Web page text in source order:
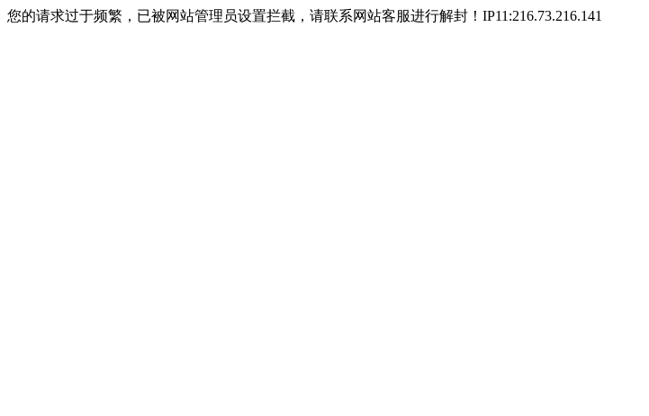
您的请求过于频繁，已被网站管理员设置拦截，请联系网站客服进行解封！IP11:216.73.216.141